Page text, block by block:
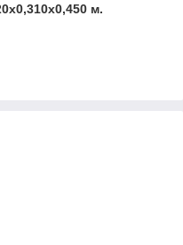
м.